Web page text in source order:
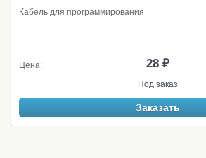
Кабель для программирования
Цена: 28 ₽
Под заказ
Заказать